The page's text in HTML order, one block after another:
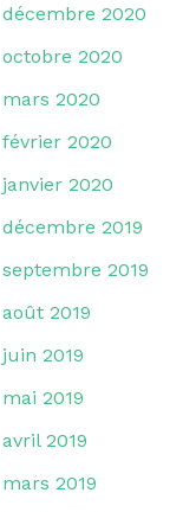
décembre 2020
octobre 2020
mars 2020
février 2020
janvier 2020
décembre 2019
septembre 2019
août 2019
juin 2019
mai 2019
avril 2019
mars 2019